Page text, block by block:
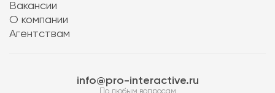
Вакансии
О компании
Агентствам
info@pro-interactive.ru